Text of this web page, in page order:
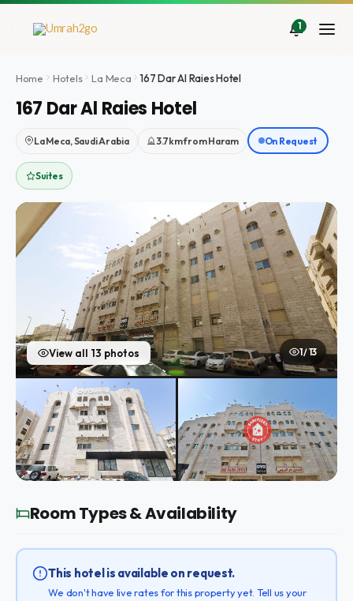
Ir
1
Home Hotels La Meca 167 Dar Al Raies Hotel
167 Dar Al Raies Hotel
La Meca, Saudi Arabia 3.7km from Haram On Request
Suites
View all 13 photos 1 / 13
Room Types & Availability
This hotel is available on request.
We don't have live rates for this property yet. Tell us your